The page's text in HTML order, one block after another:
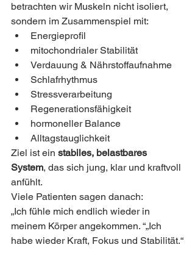
betrachten wir Muskeln nicht isoliert,
sondern im Zusammenspiel mit:
Energieprofil
mitochondrialer Stabilität
Verdauung & Nährstoffaufnahme
Schlafrhythmus
Stressverarbeitung
Regenerationsfähigkeit
hormoneller Balance
Alltagstauglichkeit
Ziel ist ein stabiles, belastbares
System, das sich jung, klar und kraftvoll
anfühlt.
Viele Patienten sagen danach:
„Ich fühle mich endlich wieder in
meinem Körper angekommen. “„Ich
habe wieder Kraft, Fokus und Stabilität.“